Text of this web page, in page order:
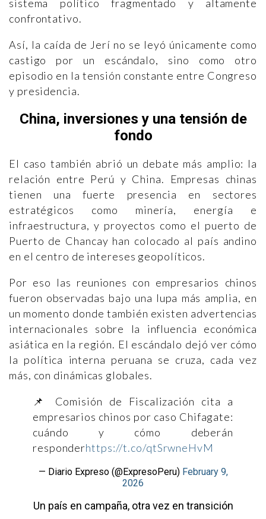
sistema político fragmentado y altamente
confrontativo.
Así, la caída de Jerí no se leyó únicamente como
castigo por un escándalo, sino como otro
episodio en la tensión constante entre Congreso
y presidencia.
China, inversiones y una tensión de
fondo
El caso también abrió un debate más amplio: la
relación entre Perú y China. Empresas chinas
tienen una fuerte presencia en sectores
estratégicos como minería, energía e
infraestructura, y proyectos como el puerto de
Puerto de Chancay han colocado al país andino
en el centro de intereses geopolíticos.
Por eso las reuniones con empresarios chinos
fueron observadas bajo una lupa más amplia, en
un momento donde también existen advertencias
internacionales sobre la influencia económica
asiática en la región. El escándalo dejó ver cómo
la política interna peruana se cruza, cada vez
más, con dinámicas globales.
📌 Comisión de Fiscalización cita a
empresarios chinos por caso Chifagate:
cuándo y cómo deberán
responderhttps://t.co/qtSrwneHvM
— Diario Expreso (@ExpresoPeru) February 9,
2026
Un país en campaña, otra vez en transición